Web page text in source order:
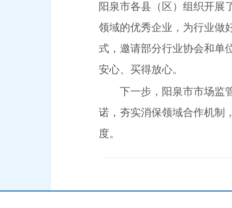
阳泉市各县（区）组织开展
领域的优秀企业，为行业做
式，邀请部分行业协会和单
安心、买得放心。
下一步，阳泉市市场监
诺 ，夯实消保领域合作机
度。